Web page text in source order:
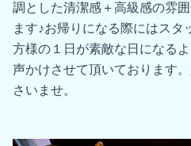
調とした清潔感＋高級感の雰
ます♪お帰りになる際にはスタ
方様の１日が素敵な日になる
声かけさせて頂いております
さいませ。